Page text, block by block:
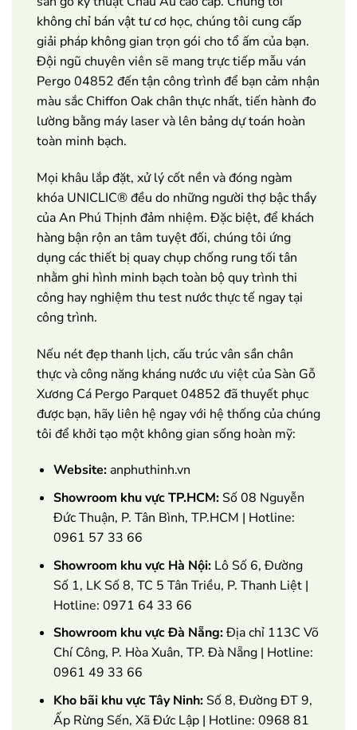
không chỉ bán vật tư cơ học, chúng tôi cung cấp
giải pháp không gian trọn gói cho tổ ấm của bạn.
Đội ngũ chuyên viên sẽ mang trực tiếp mẫu ván
Pergo 04852 đến tận công trình để bạn cảm nhận
màu sắc Chiffon Oak chân thực nhất, tiến hành đo
lường bằng máy laser và lên bảng dự toán hoàn
toàn minh bạch.
Mọi khâu lắp đặt, xử lý cốt nền và đóng ngàm
khóa UNICLIC® đều do những người thợ bậc thầy
của An Phú Thịnh đảm nhiệm. Đặc biệt, để khách
hàng bận rộn an tâm tuyệt đối, chúng tôi ứng
dụng các thiết bị quay chụp chống rung tối tân
nhằm ghi hình minh bạch toàn bộ quy trình thi
công hay nghiệm thu test nước thực tế ngay tại
công trình.
Nếu nét đẹp thanh lịch, cấu trúc vân sần chân
thực và công năng kháng nước ưu việt của Sàn Gỗ
Xương Cá Pergo Parquet 04852 đã thuyết phục
được bạn, hãy liên hệ ngay với hệ thống của chúng
tôi để khởi tạo một không gian sống hoàn mỹ:
Website:anphuthinh.vn
Showroom khu vực TP.HCM:Số 08 Nguyễn
Đức Thuận, P. Tân Bình, TP.HCM | Hotline:
0961 57 33 66
Showroom khu vực Hà Nội:Lô Số 6, Đường
Số 1, LK Số 8, TC 5 Tân Triều, P. Thanh Liệt |
Hotline: 0971 64 33 66
Showroom khu vực Đà Nẵng:Địa chỉ 113C Võ
Chí Công, P. Hòa Xuân, TP. Đà Nẵng | Hotline:
0961 49 33 66
Kho bãi khu vực Tây Ninh:Số 8, Đường ĐT 9,
Ấp Rừng Sến, Xã Đức Lập | Hotline: 0968 81